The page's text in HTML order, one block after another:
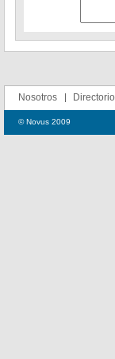
Nosotros Directorio
© Novus 2009